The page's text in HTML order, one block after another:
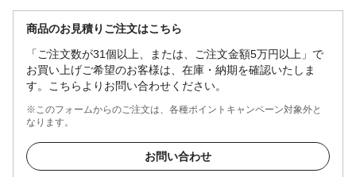
商品のお見積りご注文はこちら
「ご注文数が31個以上、または、ご注文金額5万円以上」で
お買い上げご希望のお客様は、在庫・納期を確認いたしま
す。こちらよりお問い合わせください。
※このフォームからのご注文は、各種ポイントキャンペーン対象外と
なります。
お問い合わせ